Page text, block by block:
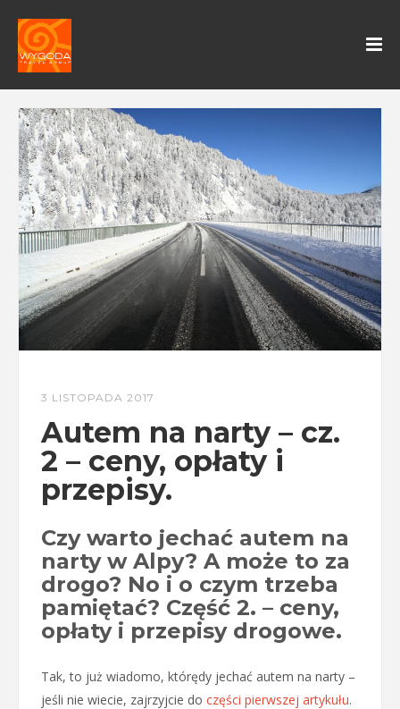
3 LISTOPADA 2017
Autem na narty – cz.
2 – ceny, opłaty i
przepisy.
Czy warto jechać autem na
narty w Alpy? A może to za
drogo? No i o czym trzeba
pamiętać? Część 2. – ceny,
opłaty i przepisy drogowe.
Tak, to już wiadomo, którędy jechać autem na narty –
jeśli nie wiecie, zajrzyjcie do części pierwszej artykułu.